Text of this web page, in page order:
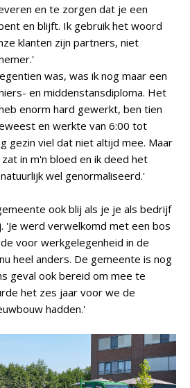
en te zorgen dat je een
en blijft. Ik gebruik het woord
klanten zijn partners, niet
was, was ik nog maar een
en middenstansdiploma. Het
enorm hard gewerkt, ben tien
en werkte van 6:00 tot
gezin viel dat niet altijd mee. Maar
in m'n bloed en ik deed het
wel genormaliseerd.'
ook blij als je je als bedrijf
'Je werd verwelkomd met een bos
voor werkgelegenheid in de
heel anders. De gemeente is nog
geval ook bereid om mee te
het zes jaar voor we de
hadden.'